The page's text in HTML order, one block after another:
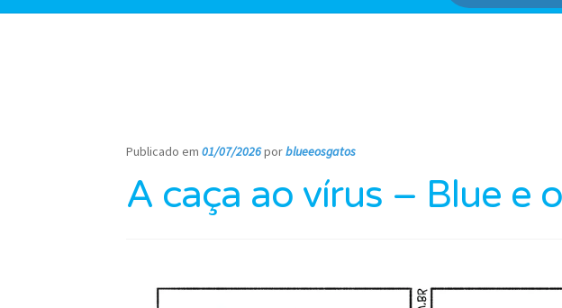
Publicado em01/07/2026porblueeosgatos
A caça ao vírus – Blue e